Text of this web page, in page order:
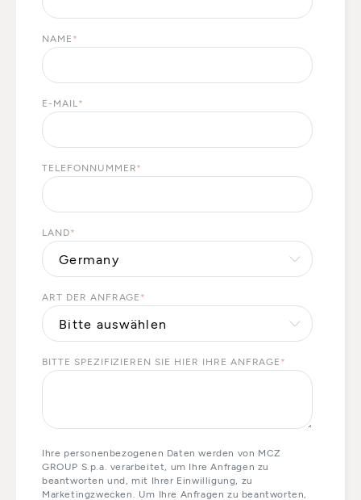
NAME *
E-MAIL *
TELEFONNUMMER*
LAND*
ART DER ANFRAGE *
BITTE SPEZIFIZIEREN SIE HIER IHRE ANFRAGE *
Ihre personenbezogenen Daten werden von MCZ
GROUP S.p.a. verarbeitet, um Ihre Anfragen zu
beantworten und, mit Ihrer Einwilligung, zu
Marketingzwecken. Um Ihre Anfragen zu beantworten,